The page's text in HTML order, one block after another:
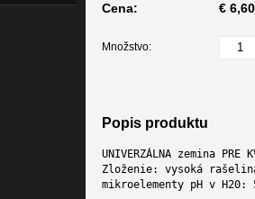
Cena: € 6,60
Množstvo:
Popis produktu
UNIVERZÁLNA zemina
Zloženie: vysoká
mikroelementy pH v